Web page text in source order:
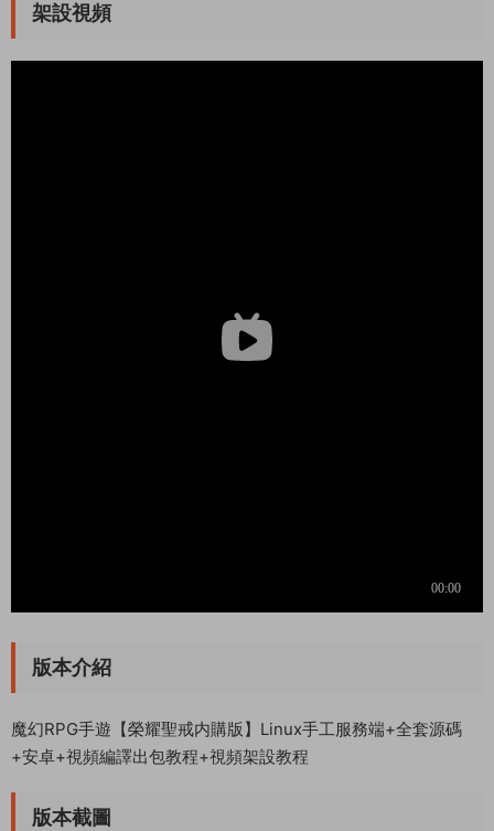
架設視頻
版本介紹
魔幻RPG手遊【榮耀聖戒内購版】Linux手工服務端+全套源碼
+安卓+視頻編譯出包教程+視頻架設教程
版本截圖